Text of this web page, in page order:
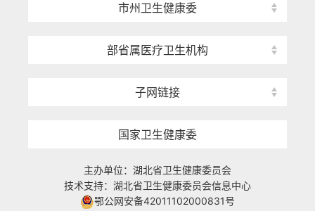
市州卫生健康委
部省属医疗卫生机构
子网链接
国家卫生健康委
主办单位：湖北省卫生健康委员会
技术支持：湖北省卫生健康委员会信息中心
鄂公网安备42011102000831号